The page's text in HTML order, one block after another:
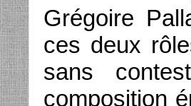
Grégoire
ces deux
sans
composition